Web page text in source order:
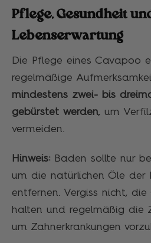
Pflege, Gesundheit
Lebenserwartung
Die Pflege eines Cavapoo
regelmäßige
mindestens zwei- bis
gebürstet werden, um
vermeiden.
Hinweis: Baden sollte nur
um die natürlichen Öle der
entfernen. Vergiss nicht,
halten und regelmäßig die
um Zahnerkrankungen